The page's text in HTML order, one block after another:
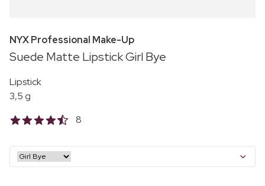
NYX Professional Make-Up
Suede Matte Lipstick Girl Bye
Lipstick
3,5 g
8